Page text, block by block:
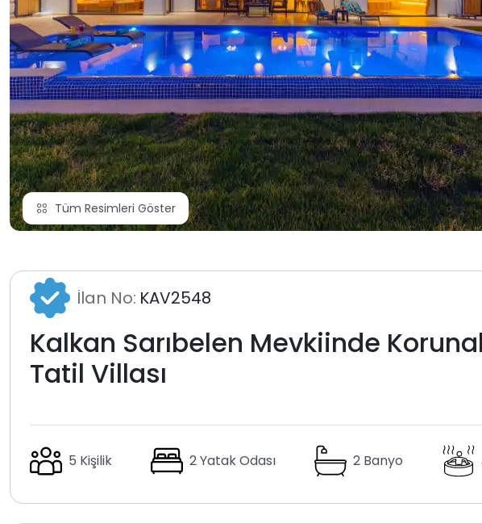
Tüm Resimleri Göster
İlan No: KAV2548
Kalkan Sarıbelen Mevkiinde
Tatil Villası
5 Kişilik 2 Yatak Odası 2 Banyo